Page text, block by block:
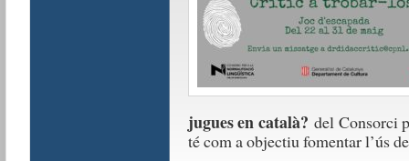
jugues en català? del Consorci
té com a objectiu fomentar l’ús